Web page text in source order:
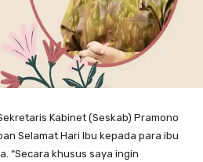
Kabinet (Seskab) Pramono
Selamat Hari Ibu kepada para ibu
“Secara khusus saya ingin